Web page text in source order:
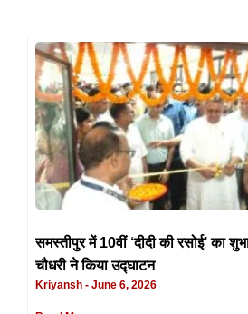
समस्तीपुर में 10वीं ‘दीदी की रसोई’ का
चौधरी ने किया उद्घाटन
Kriyansh June 6, 2026